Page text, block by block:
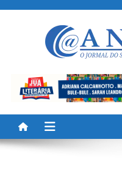
A Noticia